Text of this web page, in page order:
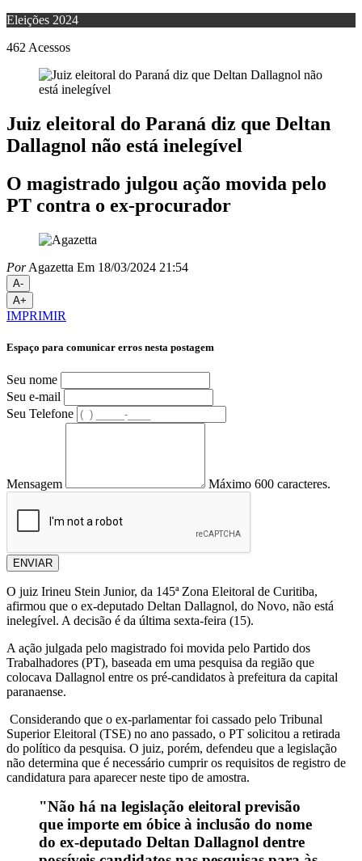
Eleições 2024
462 Acessos
Juiz eleitoral do Paraná diz que Deltan
Dallagnol não está inelegível
O magistrado julgou ação movida pelo
PT contra o ex-procurador
PorAgazetta Em 18/03/2024 21:54
A-
A+
IMPRIMIR
Espaço para comunicar erros nesta postagem
Seu nome
Seu e-mail
Seu Telefone
Mensagem Máximo 600 caracteres.
ENVIAR
O juiz Irineu Stein Junior, da 145ª Zona Eleitoral de Curitiba,
afirmou que o ex-deputado Deltan Dallagnol, do Novo, não está
inelegível. A decisão é da última sexta-feira (15).
A ação julgada pelo magistrado foi movida pelo Partido dos
Trabalhadores (PT), baseada em uma pesquisa da região que
colocava Dallagnol entre os pré-candidatos à prefeitura da capital
paranaense.
Considerando que o ex-parlamentar foi cassado pelo Tribunal
Superior Eleitoral (TSE) no ano passado, o PT solicitou a retirada
do político da pesquisa. O juiz, porém, defendeu que a legislação
não determina que é necessário cumprir os requisitos de registro de
candidatura para aparecer neste tipo de amostra.
"Não há na legislação eleitoral previsão
que importe em óbice à inclusão do nome
do ex-deputado Deltan Dallagnol dentre